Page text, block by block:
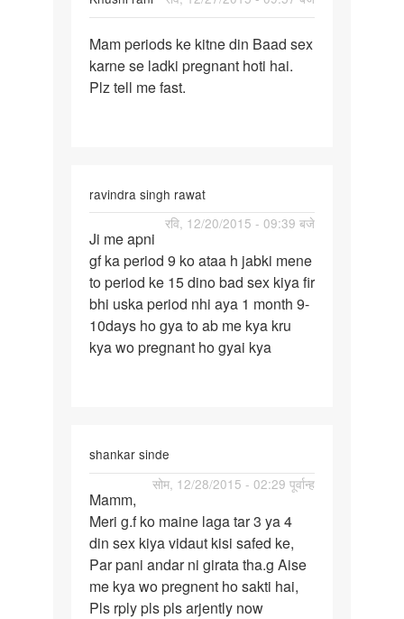
Mam
periods
ke
Mam periods ke kitne din Baad sex
karne se ladki pregnant hoti hai.
Plz tell me fast.
ravindra singh rawat
रवि, 12/20/2015 - 09:39 बजे
Ji
me
apni
gf
ka
period
Ji me apni
gf ka period 9 ko ataa h jabki mene
to period ke 15 dino bad sex kiya fir
bhi uska period nhi aya 1 month 9-
10days ho gya to ab me kya kru
kya wo pregnant ho gyai kya
shankar sinde
सोम, 12/28/2015 - 02:29 पूर्वान्ह
Mamm,
Mamm,
Meri g.f ko maine laga tar 3 ya 4
din sex kiya vidaut kisi safed ke,
Par pani andar ni girata tha.g Aise
me kya wo pregnent ho sakti hai,
Pls rply pls pls arjently now